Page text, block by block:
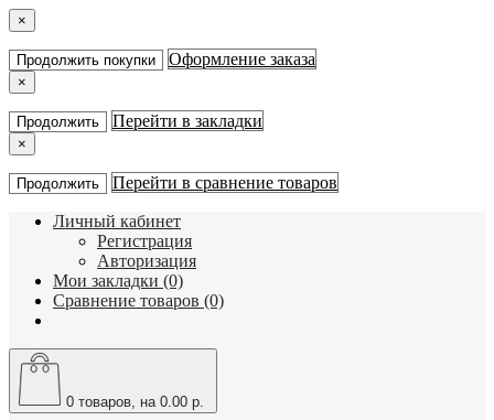
×
Продолжить покупки Оформление заказа
×
Продолжить Перейти в закладки
×
Продолжить Перейти в сравнение товаров
Личный кабинет
Регистрация
Авторизация
Мои закладки (0)
Сравнение товаров (0)
0 товаров, на 0.00 р.